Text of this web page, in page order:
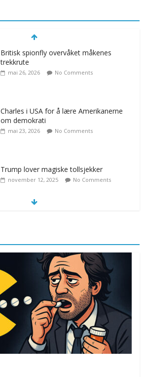
Britisk spionfly overvåket måkenes
trekkrute
mai 26, 2026 No Comments
Charles i USA for å lære Amerikanerne
om demokrati
mai 23, 2026 No Comments
Trump lover magiske tollsjekker
november 12, 2025 No Comments
Drone stopper flytrafikken i Stockholm,
ekspert mistenker MDG
november 6, 2025 No Comments
Norge innfører nullvisjon for nedbør
juni 23, 2026 No Comments